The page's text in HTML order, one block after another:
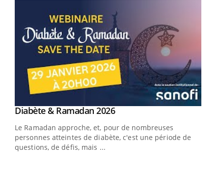
Youtube
Diabète & Ramadan 2026Youtube
Le Ramadan approche, et, pour de nombreuses
personnes atteintes de diabète, c'est une période de
questions, de défis, mais ...